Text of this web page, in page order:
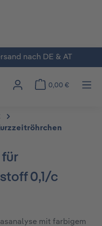
nach DE & AT
0,00 €
für
0,1/c